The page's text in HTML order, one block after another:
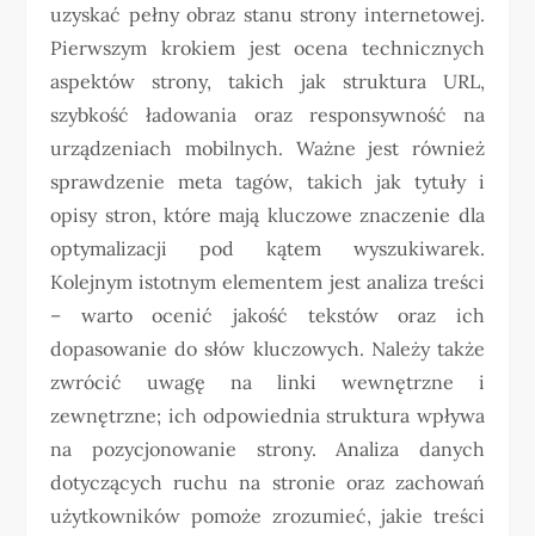
uzyskać pełny obraz stanu strony internetowej.
Pierwszym krokiem jest ocena technicznych
aspektów strony, takich jak struktura URL,
szybkość ładowania oraz responsywność na
urządzeniach mobilnych. Ważne jest również
sprawdzenie meta tagów, takich jak tytuły i
opisy stron, które mają kluczowe znaczenie dla
optymalizacji pod kątem wyszukiwarek.
Kolejnym istotnym elementem jest analiza treści
– warto ocenić jakość tekstów oraz ich
dopasowanie do słów kluczowych. Należy także
zwrócić uwagę na linki wewnętrzne i
zewnętrzne; ich odpowiednia struktura wpływa
na pozycjonowanie strony. Analiza danych
dotyczących ruchu na stronie oraz zachowań
użytkowników pomoże zrozumieć, jakie treści